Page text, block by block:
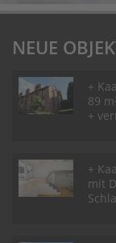
NEUE
+
89
+
+
mit